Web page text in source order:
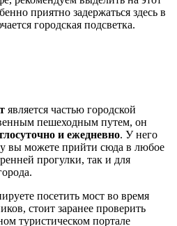
приятно задержаться здесь в
городская подсветка.
является частью городской
пешеходным путем, он
и ежедневно. У него
вы можете прийти сюда в любое
прогулки, так и для
посетить мост во время
стоит заранее проверить
туристическом портале